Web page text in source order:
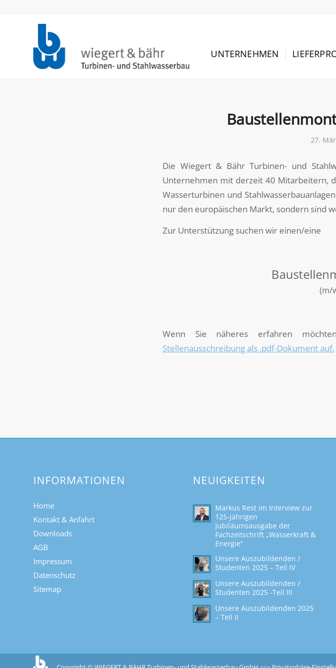
UNTERNEHMEN
27.
Die Wiegert & Bähr Turbinen- und
Unternehmen mit derzeit 40 Mitarbeitern,
Wasserturbinen und
nur den europäischen Markt, sondern sind
Zur Unterstützung suchen wir einen/eine
(m/
Wenn Sie näheres erfahren
Stellenausschreibung als .pdf-Dokument auf.
INFORMATIONEN
Home
Kontakt & Anfahrt
Downloads
AGB
Impressum
Datenschutz
Sitemap
NEUIGKEITEN
Markus Rest im Interview zur
125-jährigen
Jubiläumsausgabe der
Fachzeitschrift „Wasserkraft &
Energie“
Unsere Auszubildenden /
Studenten 2025 – Teil IV
Unsere Auszubildenden /
Studenten 2025 -Teil III
Unsere Auszubildenden 2025
– Teil II